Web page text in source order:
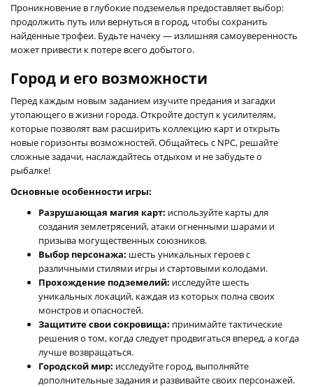
Проникновение в глубокие подземелья предоставляет выбор:
продолжить путь или вернуться в город, чтобы сохранить
найденные трофеи. Будьте начеку — излишняя самоуверенность
может привести к потере всего добытого.
Город и его возможности
Перед каждым новым заданием изучите предания и загадки
утопающего в жизни города. Откройте доступ к усилителям,
которые позволят вам расширить коллекцию карт и открыть
новые горизонты возможностей. Общайтесь с NPC, решайте
сложные задачи, наслаждайтесь отдыхом и не забудьте о
рыбалке!
Основные особенности игры:
Разрушающая магия карт: используйте карты для
создания землетрясений, атаки огненными шарами и
призыва могущественных союзников.
Выбор персонажа: шесть уникальных героев с
различными стилями игры и стартовыми колодами.
Прохождение подземелий: исследуйте шесть
уникальных локаций, каждая из которых полна своих
монстров и опасностей.
Защитите свои сокровища: принимайте тактические
решения о том, когда следует продвигаться вперед, а когда
лучше возвращаться.
Городской мир: исследуйте город, выполняйте
дополнительные задания и развивайте своих персонажей.